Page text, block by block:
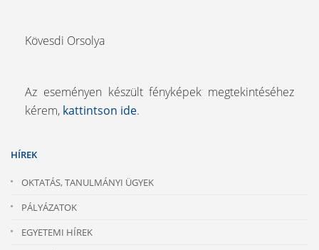
Kövesdi Orsolya
Az eseményen készült fényképek megtekintéséhez
kérem, kattintson ide.
HÍREK
OKTATÁS, TANULMÁNYI ÜGYEK
PÁLYÁZATOK
EGYETEMI HÍREK